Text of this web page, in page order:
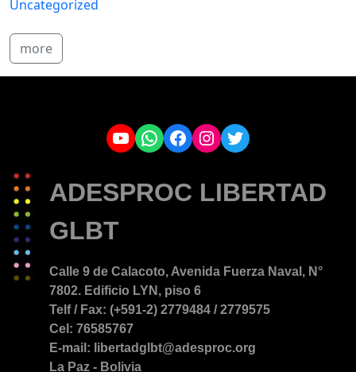
Uncategorized
more
YouTube WhatsApp Facebook Instagram Twitter
ADESPROC LIBERTAD
GLBT
Calle 9 de Calacoto, Avenida Fuerza Naval, N°
7802. Edificio LYN, piso 6
Telf / Fax: (+591-2) 2779484 / 2779575
Cel: 76585767
E-mail: libertadglbt@adesproc.org
La Paz - Bolivia